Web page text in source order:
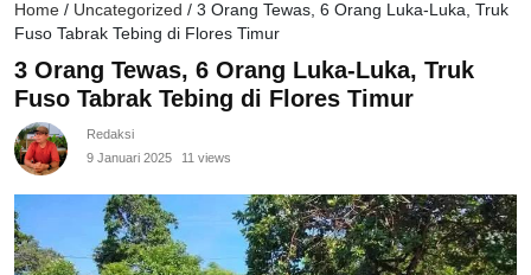
Home / Uncategorized / 3 Orang Tewas, 6 Orang Luka-Luka, Truk
Fuso Tabrak Tebing di Flores Timur
3 Orang Tewas, 6 Orang Luka-Luka, Truk
Fuso Tabrak Tebing di Flores Timur
Redaksi
9 Januari 2025
11 views